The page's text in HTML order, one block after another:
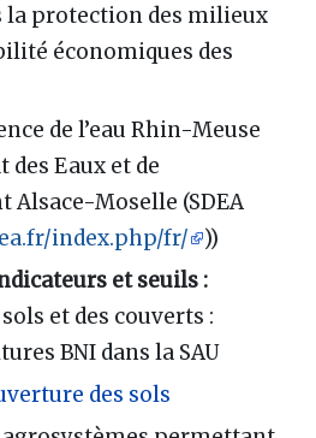
protection des milieux
économiques des
de l’eau Rhin-Meuse
des Eaux et de
Alsace-Moselle (SDEA
index.php/fr/
))
et seuils :
et des couverts :
BNI dans la SAU
des sols